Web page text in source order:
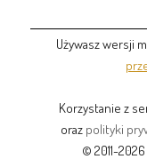
Używasz wersji
Korzystanie z
oraz polityki
© 2011-2026